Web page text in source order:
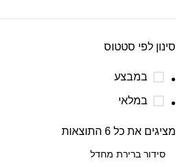
סינון לפי סטטוס
במבצע
במלאי
מציגים את כל ⁦6⁩ התוצאות